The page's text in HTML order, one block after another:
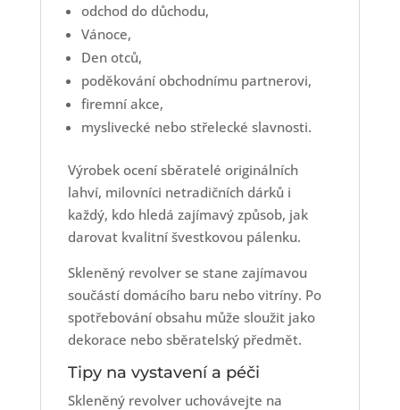
odchod do důchodu,
Vánoce,
Den otců,
poděkování obchodnímu partnerovi,
firemní akce,
myslivecké nebo střelecké slavnosti.
Výrobek ocení sběratelé originálních
lahví, milovníci netradičních dárků i
každý, kdo hledá zajímavý způsob, jak
darovat kvalitní švestkovou pálenku.
Skleněný revolver se stane zajímavou
součástí domácího baru nebo vitríny. Po
spotřebování obsahu může sloužit jako
dekorace nebo sběratelský předmět.
Tipy na vystavení a péči
Skleněný revolver uchovávejte na